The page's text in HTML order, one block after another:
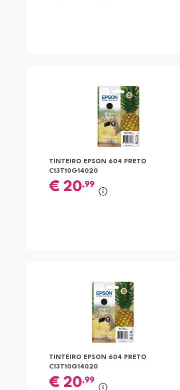
TINTEIRO EPSON 604 PRETO
C13T10G14020
€ 20,99
TINTEIRO EPSON 604 PRETO
C13T10G14020
€ 20,99